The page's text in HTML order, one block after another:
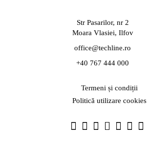
Str Pasarilor, nr 2
Moara Vlasiei, Ilfov
office@techline.ro
+40 767 444 000
Termeni și condiții
Politică utilizare cookies